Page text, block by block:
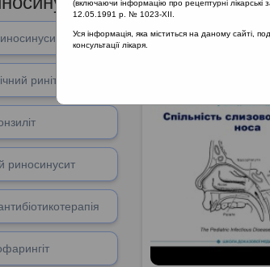
риніт
риносинусит
Гострі риносинусити
(включаючи інформацію про рецептурні лікарські
12.05.1991 р. № 1023-XII.
Уся інформація, яка міститься на даному сайті,
консультації лікаря.